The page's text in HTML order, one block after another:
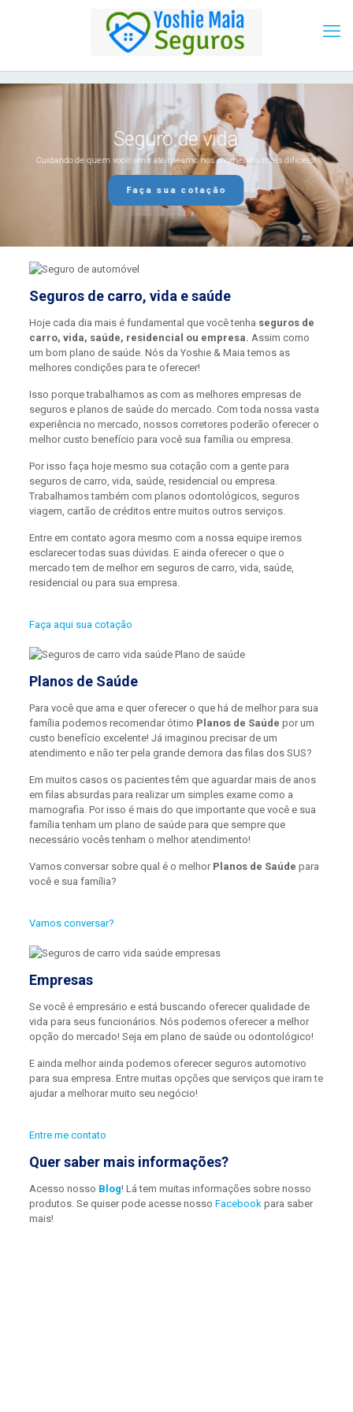
Seguro de vida
Cuidando de quem você ama até mesmo nos momentos mais difíceis!
Faça sua cotação
Seguros de carro, vida e saúde
Hoje cada dia mais é fundamental que você tenha seguros de
carro, vida, saúde, residencial ou empresa. Assim como
um bom plano de saúde. Nós da Yoshie & Maia temos as
melhores condições para te oferecer!
Isso porque trabalhamos as com as melhores empresas de
seguros e planos de saúde do mercado. Com toda nossa vasta
experiência no mercado, nossos corretores poderão oferecer o
melhor custo benefício para você sua família ou empresa.
Por isso faça hoje mesmo sua cotação com a gente para
seguros de carro, vida, saúde, residencial ou empresa.
Trabalhamos também com planos odontológicos, seguros
viagem, cartão de créditos entre muitos outros serviços.
Entre em contato agora mesmo com a nossa equipe iremos
esclarecer todas suas dúvidas. E ainda oferecer o que o
mercado tem de melhor em seguros de carro, vida, saúde,
residencial ou para sua empresa.
Faça aqui sua cotação
Planos de Saúde
Para você que ama e quer oferecer o que há de melhor para sua
família podemos recomendar ótimo Planos de Saúde por um
custo benefício excelente! Já imaginou precisar de um
atendimento e não ter pela grande demora das filas dos SUS?
Em muitos casos os pacientes têm que aguardar mais de anos
em filas absurdas para realizar um simples exame como a
mamografia. Por isso é mais do que importante que você e sua
família tenham um plano de saúde para que sempre que
necessário vocês tenham o melhor atendimento!
Vamos conversar sobre qual é o melhor Planos de Saúde para
você e sua família?
Vamos conversar?
Empresas
Se você é empresário e está buscando oferecer qualidade de
vida para seus funcionários. Nós podemos oferecer a melhor
opção do mercado! Seja em plano de saúde ou odontológico!
E ainda melhor ainda podemos oferecer seguros automotivo
para sua empresa. Entre muitas opções que serviços que iram te
ajudar a melhorar muito seu negócio!
Entre me contato
Quer saber mais informações?
Acesso nosso Blog! Lá tem muitas informações sobre nosso
produtos. Se quiser pode acesse nosso Facebookpara saber
mais!